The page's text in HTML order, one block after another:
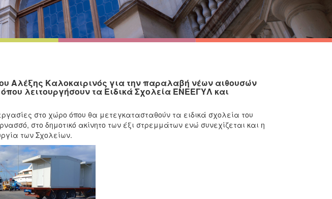
Αλέξης Καλοκαιρινός για την παραλαβή νέων αιθουσών
λειτουργήσουν τα Ειδικά Σχολεία ΕΝΕΕΓΥΛ και
στο χώρο όπου θα μετεγκατασταθούν τα ειδικά σχολεία του
στο δημοτικό ακίνητο των έξι στρεμμάτων ενώ συνεχίζεται και η
των Σχολείων.